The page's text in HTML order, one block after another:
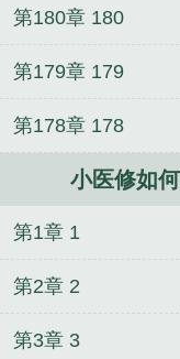
还是没忍住，艰
陆南洲不免陷入
免得那些不长眼
小医修都吓懵了
这不是传说中的神
《小医修如何拯
都市小说类小说。
第180章 180
第179章 179
第178章 178
小医修如
第1章 1
第2章 2
第3章 3